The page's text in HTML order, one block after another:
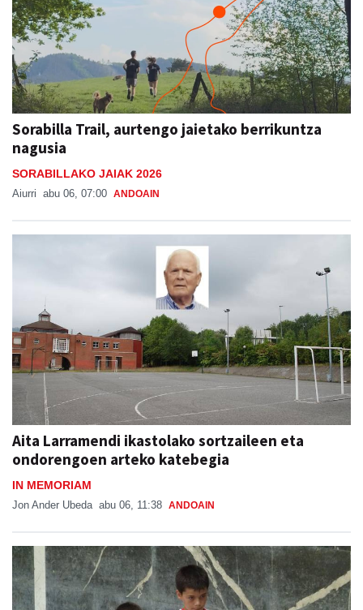
Sorabilla Trail, aurtengo jaietako berrikuntza
nagusia
SORABILLAKO JAIAK 2026
Aiurri abu 06, 07:00 ANDOAIN
Aita Larramendi ikastolako sortzaileen eta
ondorengoen arteko katebegia
IN MEMORIAM
Jon Ander Ubeda abu 06, 11:38 ANDOAIN